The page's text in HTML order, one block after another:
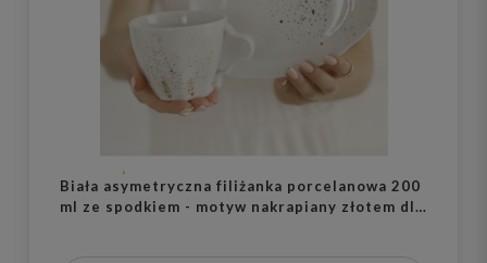
Biała asymetryczna filiżanka porcelanowa 200
ml ze spodkiem - motyw nakrapiany złotem dla